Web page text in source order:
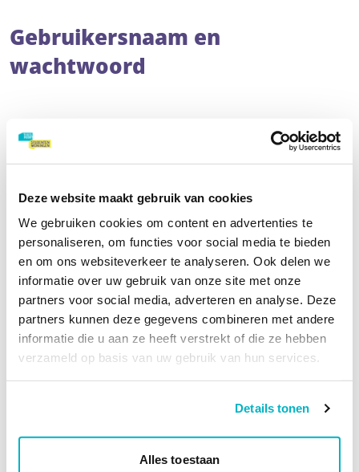
Deze website maakt gebruik van cookies
We gebruiken cookies om content en advertenties te
personaliseren, om functies voor social media te bieden
en om ons websiteverkeer te analyseren. Ook delen we
informatie over uw gebruik van onze site met onze
partners voor social media, adverteren en analyse. Deze
partners kunnen deze gegevens combineren met andere
informatie die u aan ze heeft verstrekt of die ze hebben
verzameld op basis van uw gebruik van hun services.
Details tonen
Alles toestaan
Gebruikersnaam en
wachtwoord
Vul je gebruikersnaam en e-mailadres in. Wij sturen je
hoe je een nieuw wachtwoord instelt.
Heb je 5 keer een inlogpoging gedaan met een verkeerd
wachtwoord? Dan is je account 24 uur geblokkeerd. Je
kunt dan ook 'wachtwoord vergeten' niet gebruiken.